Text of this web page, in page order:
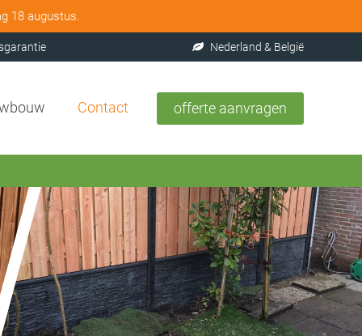
18 augustus.
Nederland & België
Contact offerte aanvragen